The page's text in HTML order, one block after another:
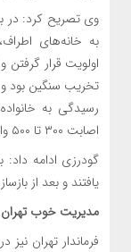
وی تصریح کرد: در
به خانه‌های
تخریب سنگین بود و
رسیدگی به
اصابت ۳۰۰ تا ۵۰۰‌ واحد بر اثر موشک تخریب شد.
یافتند و بعد از
مدیریت خوب
فرماندار تهران